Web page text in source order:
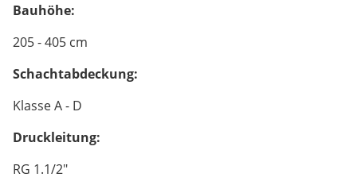
Bauhöhe:
205 - 405 cm
Schachtabdeckung:
Klasse A - D
Druckleitung:
RG 1.1/2"